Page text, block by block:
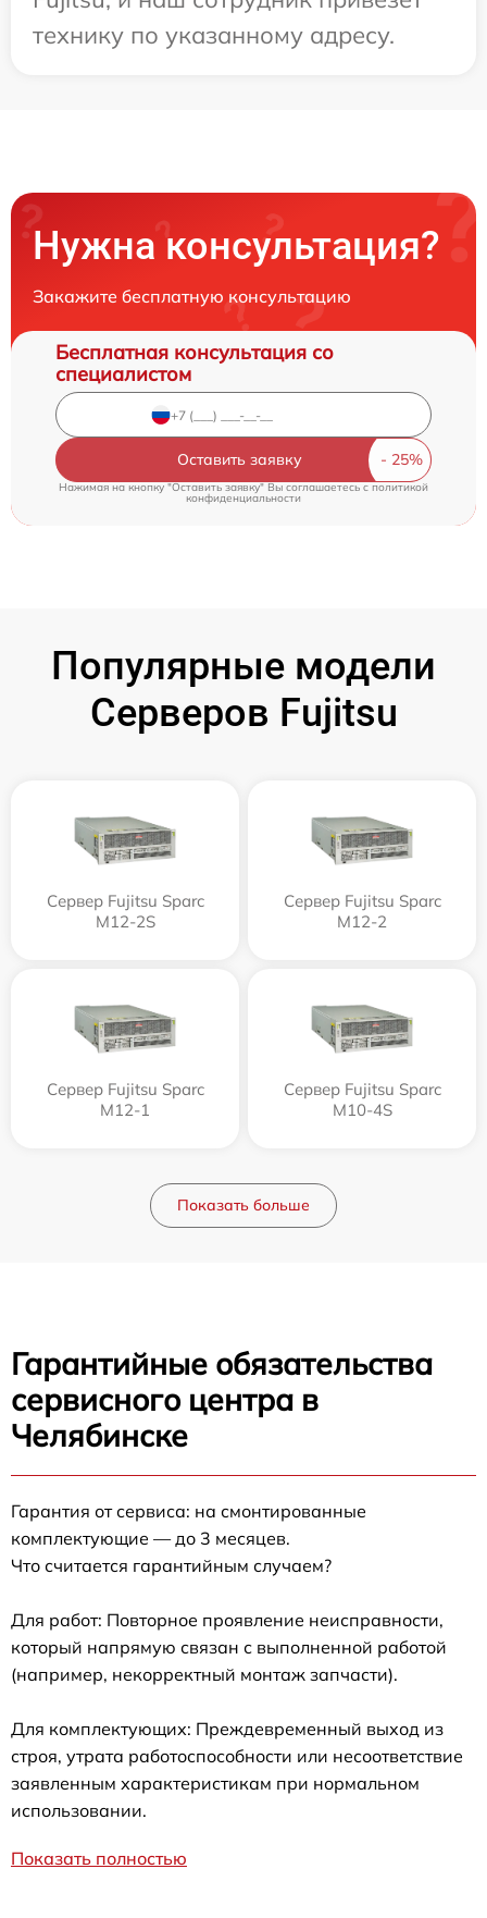
технику по указанному адресу.
Нужна консультация?
Закажите бесплатную консультацию
Бесплатная консультация со
специалистом
Оставить заявку
Нажимая на кнопку "Оставить заявку" Вы соглашаетесь cполитикой
конфиденциальности
Популярные модели
Серверов Fujitsu
Сервер Fujitsu Sparc
M12-2S
Сервер Fujitsu Sparc
M12-2
Сервер Fujitsu Sparc
M12-1
Сервер Fujitsu Sparc
M10-4S
Показать больше
Гарантийные обязательства
сервисного центра в
Челябинске
Гарантия от сервиса: на смонтированные
комплектующие — до 3 месяцев.
Что считается гарантийным случаем?
Для работ: Повторное проявление неисправности,
который напрямую связан с выполненной работой
(например, некорректный монтаж запчасти).
Для комплектующих: Преждевременный выход из
строя, утрата работоспособности или несоответствие
заявленным характеристикам при нормальном
использовании.
Показать полностью